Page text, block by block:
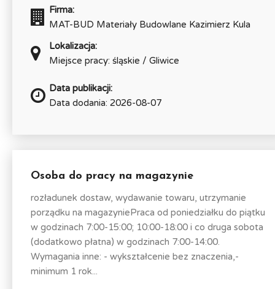
Firma:
MAT-BUD Materiały Budowlane Kazimierz Kula
Lokalizacja:
Miejsce pracy: śląskie / Gliwice
Data publikacji:
Data dodania: 2026-08-07
Osoba do pracy na magazynie
rozładunek dostaw, wydawanie towaru, utrzymanie
porządku na magazyniePraca od poniedziałku do piątku
w godzinach 7:00-15:00; 10:00-18:00 i co druga sobota
(dodatkowo płatna) w godzinach 7:00-14:00.
Wymagania inne: - wykształcenie bez znaczenia,-
minimum 1 rok...